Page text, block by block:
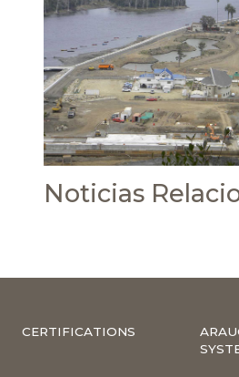
Noticias
CERTIFICATIONS